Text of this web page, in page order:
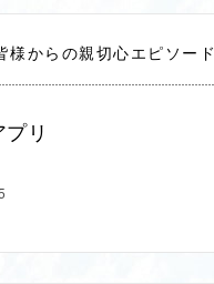
様からの親切心エピソード
リ